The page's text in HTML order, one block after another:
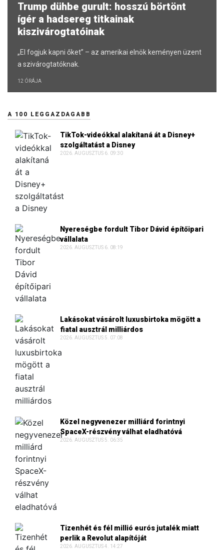
Trump dühbe gurult: hosszú börtönt
ígér a hadsereg titkainak
kiszivárogtatóinak
„El fogjuk kapni őket” – az amerikai elnök keményen üzent
a szivárogtatóknak.
12 ÓRÁJA
A 100 LEGGAZDAGABB
TikTok-videókkal alakítaná át a Disney+
szolgáltatást a Disney
2026. AUGUSZTUS 6. 09:30
Nyereségbe fordult Tibor Dávid építőipari
vállalata
2026. AUGUSZTUS 6. 08:19
Lakásokat vásárolt luxusbirtoka mögött a
fiatal ausztrál milliárdos
2026. AUGUSZTUS 5. 07:08
Közel negyvenezer milliárd forintnyi
SpaceX-részvény válhat eladhatóvá
2026. AUGUSZTUS 5. 06:35
Tizenhét és fél millió eurós jutalék miatt
perlik a Revolut alapítóját
2026. AUGUSZTUS 4. 14:27